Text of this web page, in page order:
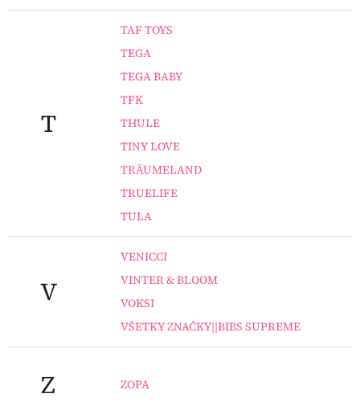
T
TAF TOYS
TEGA
TEGA BABY
TFK
THULE
TINY LOVE
TRÄUMELAND
TRUELIFE
TULA
V
VENICCI
VINTER & BLOOM
VOKSI
VŠETKY ZNAČKY||BIBS SUPREME
Z ZOPA